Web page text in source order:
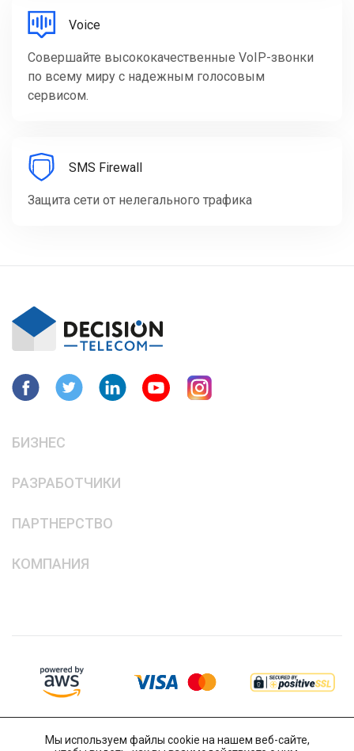
Voice
Совершайте высококачественные VoIP-звонки
по всему миру с надежным голосовым
сервисом.
SMS Firewall
Защита сети от нелегального трафика
БИЗНЕС
РАЗРАБОТЧИКИ
ПАРТНЕРСТВО
КОМПАНИЯ
Мы используем файлы cookie на нашем веб-сайте,